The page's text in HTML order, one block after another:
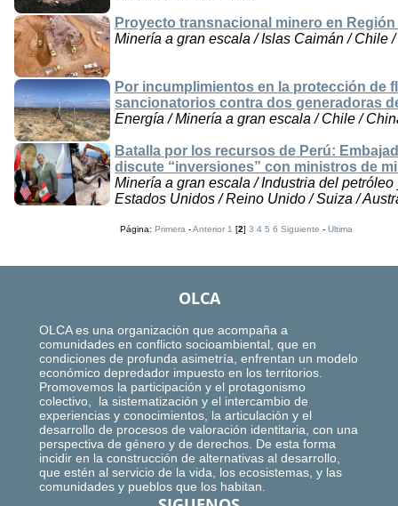
Proyecto transnacional minero en
Minería a gran escala / Islas Caimán / Chile
Por incumplimientos en la protección de
sancionatorios contra dos generadoras
Energía / Minería a gran escala / Chile /
Batalla por los recursos de Perú:
discute “inversiones” con ministros de
Minería a gran escala / Industria del
Estados Unidos / Reino Unido / Suiza /
Página:Primera -Anterior 1 [2]3 4 5 6 Siguiente -Ultima
OLCA
OLCA es una organización que acompaña a
comunidades en conflicto socioambiental, que en
condiciones de profunda asimetría, enfrentan un modelo
económico depredador impuesto en los territorios.
Promovemos la participación y el protagonismo
colectivo, la sistematización y el intercambio de
experiencias y conocimientos, la articulación y el
desarrollo de procesos de valoración identitaria, con una
perspectiva de género y de derechos. De esta forma
incidir en la construcción de alternativas al desarrollo,
que estén al servicio de la vida, los ecosistemas, y las
comunidades y pueblos que los habitan.